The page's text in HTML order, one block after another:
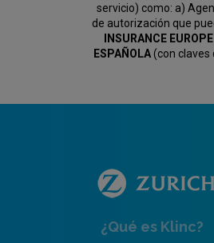
servicio) como: a)
de autorización que
INSURANCE
ESPAÑOLA(con claves
¿Qué es Klinc?